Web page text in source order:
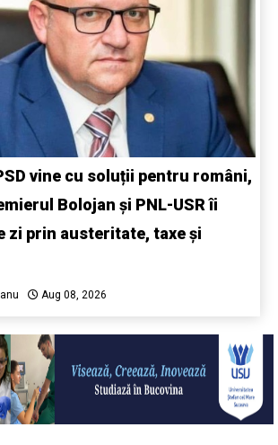
vine cu soluții pentru români,
Bolojan și PNL-USR îi
zi prin austeritate, taxe și
Aug 08, 2026